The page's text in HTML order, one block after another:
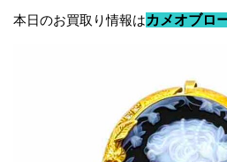
本日のお買取り情報はカメオブロ